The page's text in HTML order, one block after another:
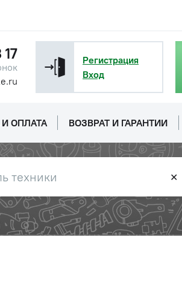
Регистрация
Вход
ОПЛАТА ВОЗВРАТ И ГАРАНТИИ
✕